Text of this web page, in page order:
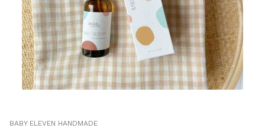
BABY ELEVEN HANDMADE